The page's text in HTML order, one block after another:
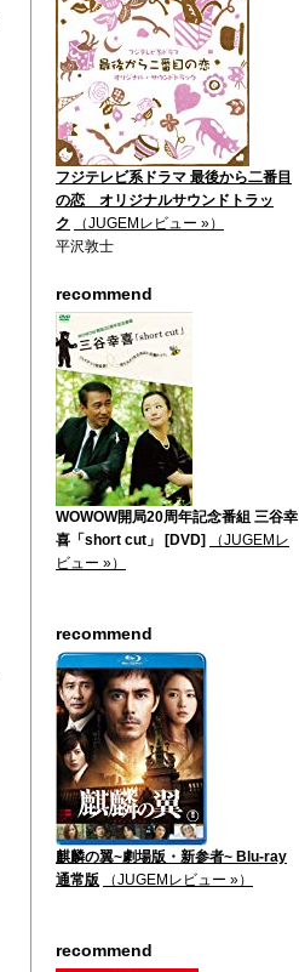
フジテレビ系ドラマ 最後から二番目
の恋 オリジナルサウンドトラッ
ク
（JUGEMレビュー »）
平沢敦士
recommend
WOWOW開局20周年記念番組 三谷幸
喜「short cut」 [DVD]
（JUGEMレ
ビュー »）
recommend
麒麟の翼~劇場版・新参者~ Blu-ray
通常版
（JUGEMレビュー »）
recommend